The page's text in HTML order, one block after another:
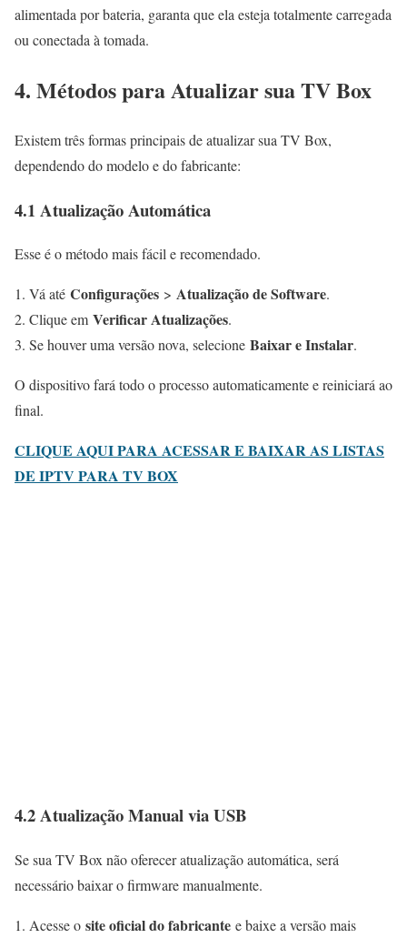
alimentada por bateria, garanta que ela esteja totalmente carregada
ou conectada à tomada.
4. Métodos para Atualizar sua TV Box
Existem três formas principais de atualizar sua TV Box,
dependendo do modelo e do fabricante:
4.1 Atualização Automática
Esse é o método mais fácil e recomendado.
Vá até Configurações > Atualização de Software.
Clique em Verificar Atualizações.
Se houver uma versão nova, selecione Baixar e Instalar.
O dispositivo fará todo o processo automaticamente e reiniciará ao
final.
CLIQUE AQUI PARA ACESSAR E BAIXAR AS LISTAS
DE IPTV PARA TV BOX
4.2 Atualização Manual via USB
Se sua TV Box não oferecer atualização automática, será
necessário baixar o firmware manualmente.
Acesse o site oficial do fabricante e baixe a versão mais